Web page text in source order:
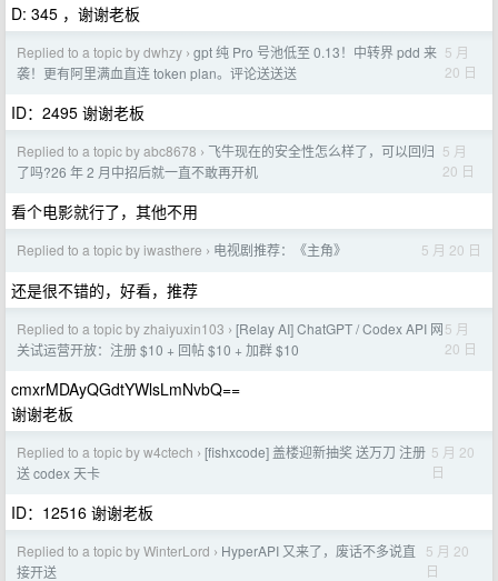
D: 345 ，谢谢老板
Replied to a topic by dwhzy › gpt 纯 Pro 号池低至 0.13！中转界 pdd 来
袭！更有阿里满血直连 token plan。评论送送送
5 月
20 日
ID：2495 谢谢老板
Replied to a topic by abc8678 › 飞牛现在的安全性怎么样了，可以回归
了吗?26 年 2 月中招后就一直不敢再开机
5 月
20 日
看个电影就行了，其他不用
Replied to a topic by iwasthere › 电视剧推荐：《主角》 5 月 20 日
还是很不错的，好看，推荐
Replied to a topic by zhaiyuxin103 › [Relay AI] ChatGPT / Codex API 网
关试运营开放：注册 $10 + 回帖 $10 + 加群 $10
5 月
20 日
cmxrMDAyQGdtYWlsLmNvbQ==
谢谢老板
Replied to a topic by w4ctech › [fishxcode] 盖楼迎新抽奖 送万刀 注册
送 codex 天卡
5 月 20
日
ID：12516 谢谢老板
Replied to a topic by WinterLord › HyperAPI 又来了，废话不多说直
接开送
5 月 20
日